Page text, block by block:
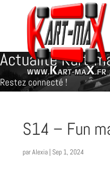
Actualité Kart-
Restez connecté !
S14 – Fun
parAlexia| Sep 1, 2024